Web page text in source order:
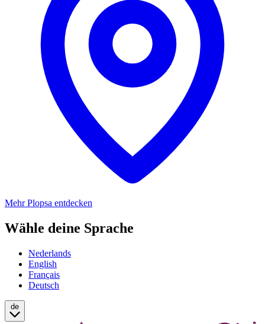
Mehr Plopsa entdecken
Wähle deine Sprache
Nederlands
English
Français
Deutsch
de